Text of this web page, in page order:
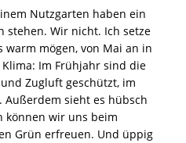
Nutzgarten haben ein
stehen. Wir nicht. Ich setze
warm mögen, von Mai an in
Im Frühjahr sind die
Zugluft geschützt, im
sieht es hübsch
können wir uns beim
Grün erfreuen. Und üppig